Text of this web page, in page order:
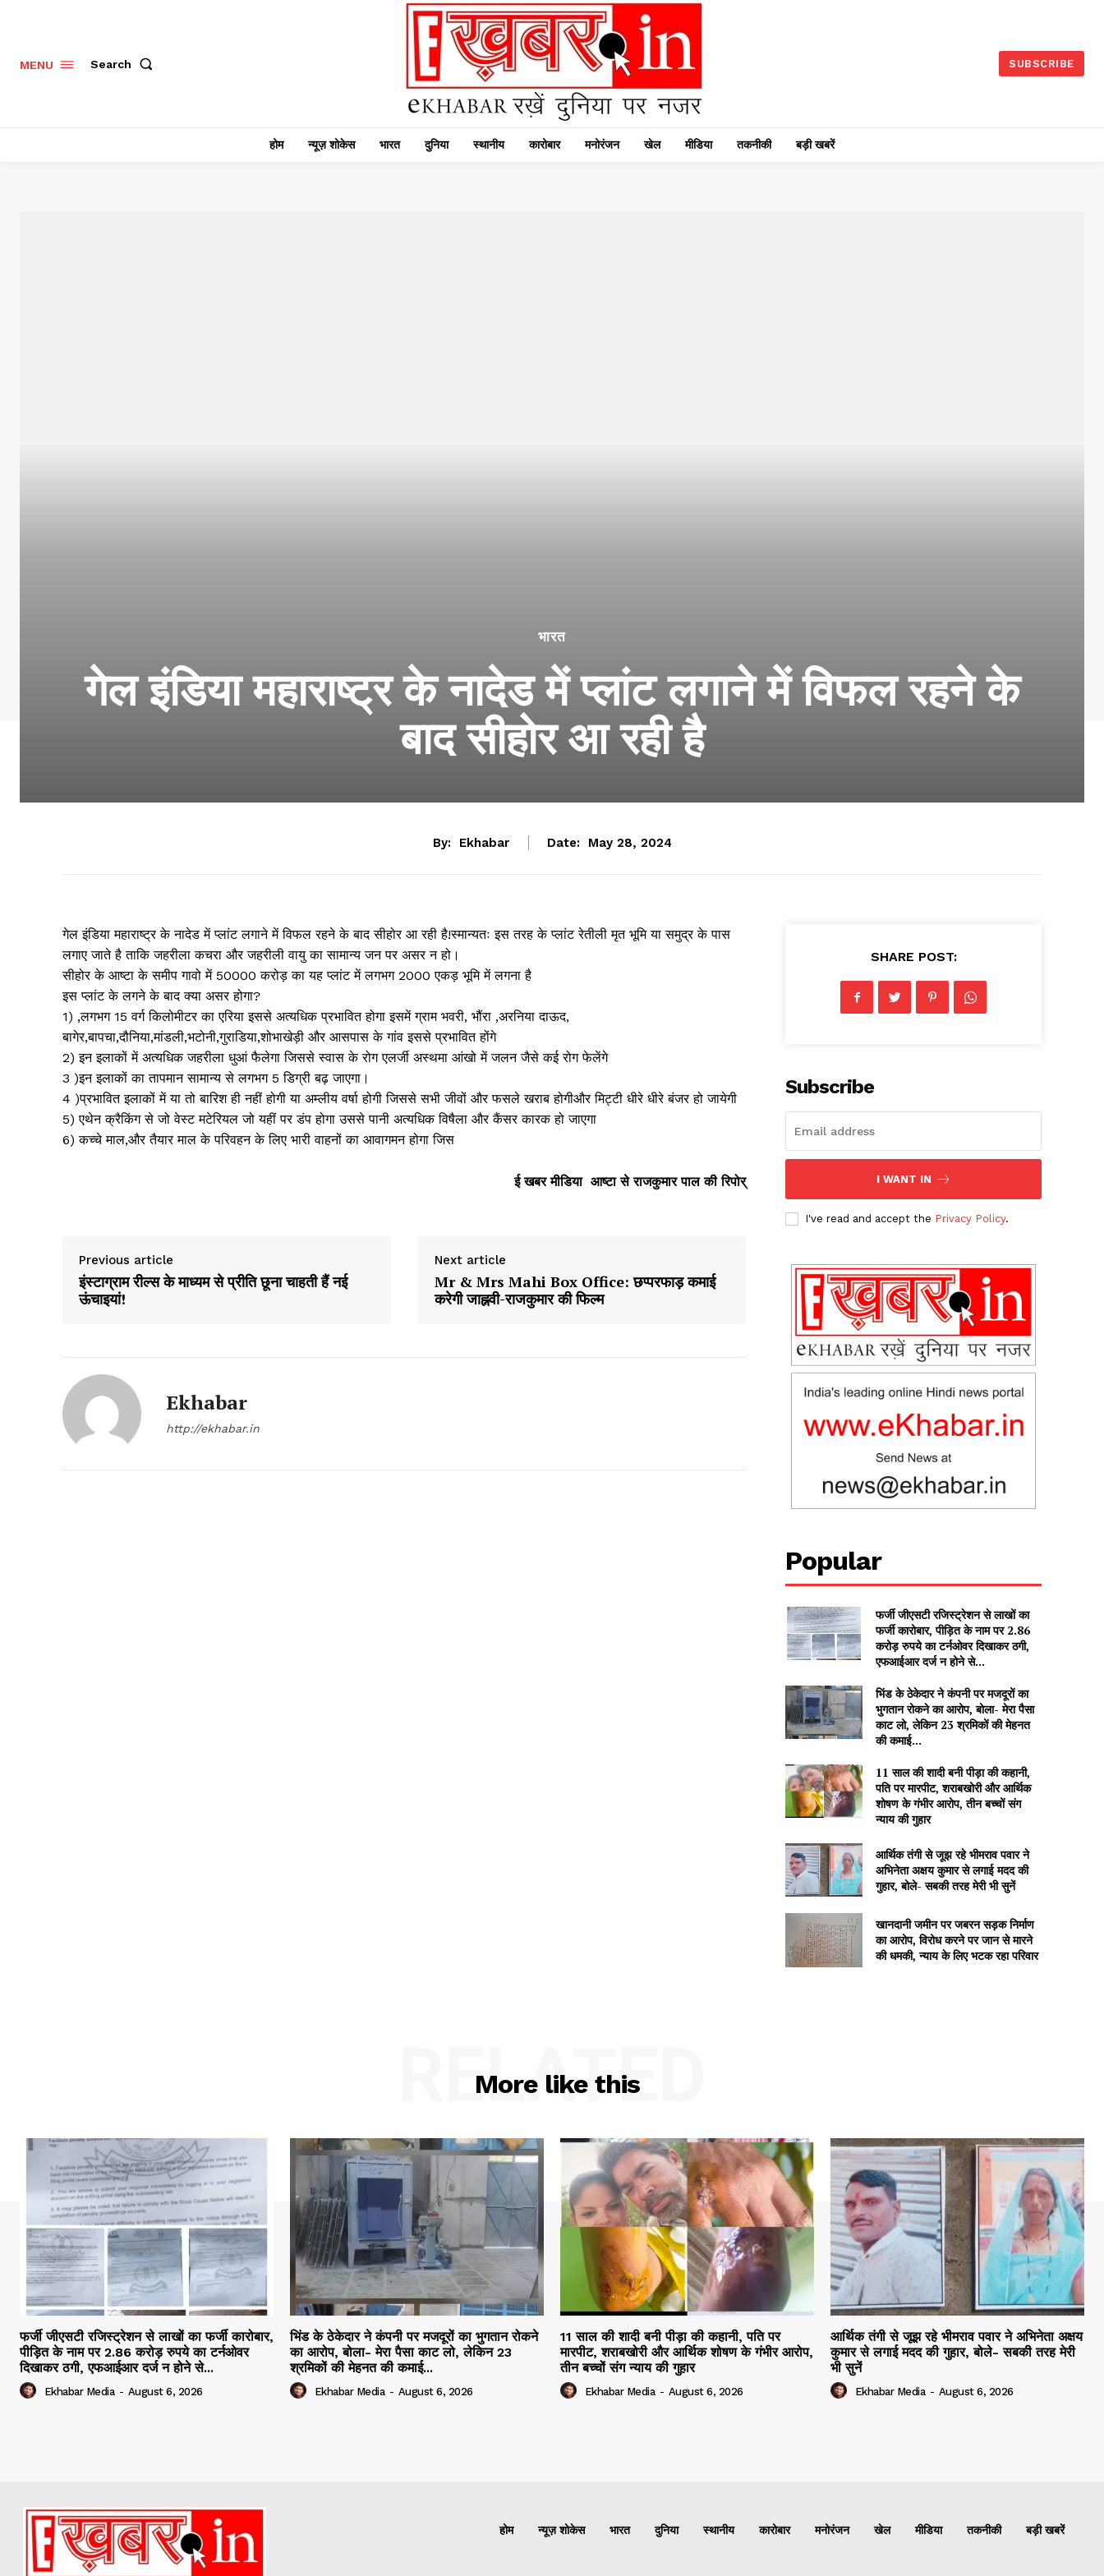
MENU Search SUBSCRIBE
होम न्यूज़ शोकेस भारत दुनिया स्थानीय कारोबार मनोरंजन खेल मीडिया तकनीकी बड़ी खबरें
भारत
गेल इंडिया महाराष्ट्र के नादेड में प्लांट लगाने में विफल रहने के
बाद सीहोर आ रही है
By: Ekhabar Date: May 28, 2024
गेल इंडिया महाराष्ट्र के नादेड में प्लांट लगाने में विफल रहने के बाद सीहोर आ रही है!स्मान्यतः इस तरह के प्लांट रेतीली मृत भूमि या समुद्र के पास
लगाए जाते है ताकि जहरीला कचरा और जहरीली वायु का सामान्य जन पर असर न हो।
सीहोर के आष्टा के समीप गावो में 50000 करोड़ का यह प्लांट में लगभग 2000 एकड़ भूमि में लगना है
इस प्लांट के लगने के बाद क्या असर होगा?
1) ,लगभग 15 वर्ग किलोमीटर का एरिया इससे अत्यधिक प्रभावित होगा इसमें ग्राम भवरी, भौंरा ,अरनिया दाऊद,
बागेर,बापचा,दौनिया,मांडली,भटोनी,गुराडिया,शोभाखेड़ी और आसपास के गांव इससे प्रभावित होंगे
2) इन इलाकों में अत्यधिक जहरीला धुआं फैलेगा जिससे स्वास के रोग एलर्जी अस्थमा आंखो में जलन जैसे कई रोग फेलेंगे
3 )इन इलाकों का तापमान सामान्य से लगभग 5 डिग्री बढ़ जाएगा।
4 )प्रभावित इलाकों में या तो बारिश ही नहीं होगी या अम्लीय वर्षा होगी जिससे सभी जीवों और फसले खराब होगीऔर मिट्टी धीरे धीरे बंजर हो जायेगी
5) एथेन क्रैकिंग से जो वेस्ट मटेरियल जो यहीं पर डंप होगा उससे पानी अत्यधिक विषैला और कैंसर कारक हो जाएगा
6) कच्चे माल,और तैयार माल के परिवहन के लिए भारी वाहनों का आवागमन होगा जिस
ई खबर मीडिया आष्टा से राजकुमार पाल की रिपोर्
Previous article
इंस्टाग्राम रील्स के माध्यम से प्रीति छूना चाहती हैं नई
ऊंचाइयां!
Next article
Mr & Mrs Mahi Box Office: छप्परफाड़ कमाई
करेगी जाह्नवी-राजकुमार की फिल्म
Ekhabar
http://ekhabar.in
SHARE POST:
Subscribe
I WANT IN
I've read and accept the Privacy Policy.
Popular
फर्जी जीएसटी रजिस्ट्रेशन से लाखों का
फर्जी कारोबार, पीड़ित के नाम पर 2.86
करोड़ रुपये का टर्नओवर दिखाकर ठगी,
एफआईआर दर्ज न होने से...
भिंड के ठेकेदार ने कंपनी पर मजदूरों का
भुगतान रोकने का आरोप, बोला- मेरा पैसा
काट लो, लेकिन 23 श्रमिकों की मेहनत
की कमाई...
11 साल की शादी बनी पीड़ा की कहानी,
पति पर मारपीट, शराबखोरी और आर्थिक
शोषण के गंभीर आरोप, तीन बच्चों संग
न्याय की गुहार
आर्थिक तंगी से जूझ रहे भीमराव पवार ने
अभिनेता अक्षय कुमार से लगाई मदद की
गुहार, बोले- सबकी तरह मेरी भी सुनें
खानदानी जमीन पर जबरन सड़क निर्माण
का आरोप, विरोध करने पर जान से मारने
की धमकी, न्याय के लिए भटक रहा परिवार
More like this
RELATED
फर्जी जीएसटी रजिस्ट्रेशन से लाखों का फर्जी कारोबार,
पीड़ित के नाम पर 2.86 करोड़ रुपये का टर्नओवर
दिखाकर ठगी, एफआईआर दर्ज न होने से...
Ekhabar Media - August 6, 2026
भिंड के ठेकेदार ने कंपनी पर मजदूरों का भुगतान रोकने
का आरोप, बोला- मेरा पैसा काट लो, लेकिन 23
श्रमिकों की मेहनत की कमाई...
Ekhabar Media - August 6, 2026
11 साल की शादी बनी पीड़ा की कहानी, पति पर
मारपीट, शराबखोरी और आर्थिक शोषण के गंभीर आरोप,
तीन बच्चों संग न्याय की गुहार
Ekhabar Media - August 6, 2026
आर्थिक तंगी से जूझ रहे भीमराव पवार ने अभिनेता अक्षय
कुमार से लगाई मदद की गुहार, बोले- सबकी तरह मेरी
भी सुनें
Ekhabar Media - August 6, 2026
होम न्यूज़ शोकेस भारत दुनिया स्थानीय कारोबार मनोरंजन खेल मीडिया तकनीकी बड़ी खबरें